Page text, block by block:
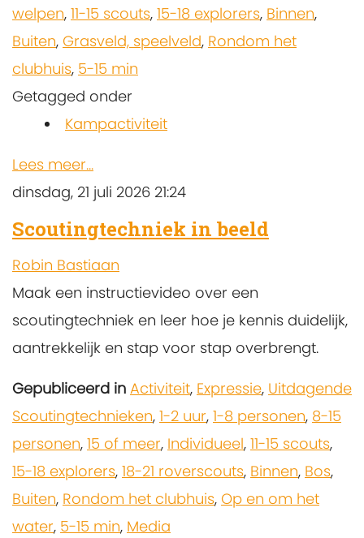
welpen, 11-15 scouts, 15-18 explorers, Binnen,
Buiten, Grasveld, speelveld, Rondom het
clubhuis, 5-15 min
Getagged onder
Kampactiviteit
Lees meer...
dinsdag, 21 juli 2026 21:24
Scoutingtechniek in beeld
Robin Bastiaan
Maak een instructievideo over een
scoutingtechniek en leer hoe je kennis duidelijk,
aantrekkelijk en stap voor stap overbrengt.
Gepubliceerd in Activiteit, Expressie, Uitdagende
Scoutingtechnieken, 1-2 uur, 1-8 personen, 8-15
personen, 15 of meer, Individueel, 11-15 scouts,
15-18 explorers, 18-21 roverscouts, Binnen, Bos,
Buiten, Rondom het clubhuis, Op en om het
water, 5-15 min, Media